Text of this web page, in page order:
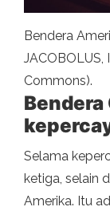
Bendera
JACOBOLUS,
Commons).
Bendera
Selama
ketiga, selain
Amerika. Itu